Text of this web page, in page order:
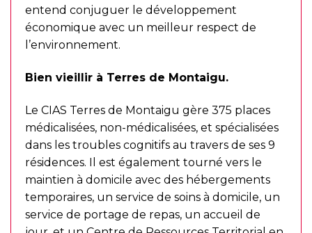
entend conjuguer le développement
économique avec un meilleur respect de
l’environnement.
Bien vieillir à Terres de Montaigu.
Le CIAS Terres de Montaigu gère 375 places
médicalisées, non-médicalisées, et spécialisées
dans les troubles cognitifs au travers de ses 9
résidences. Il est également tourné vers le
maintien à domicile avec des hébergements
temporaires, un service de soins à domicile, un
service de portage de repas, un accueil de